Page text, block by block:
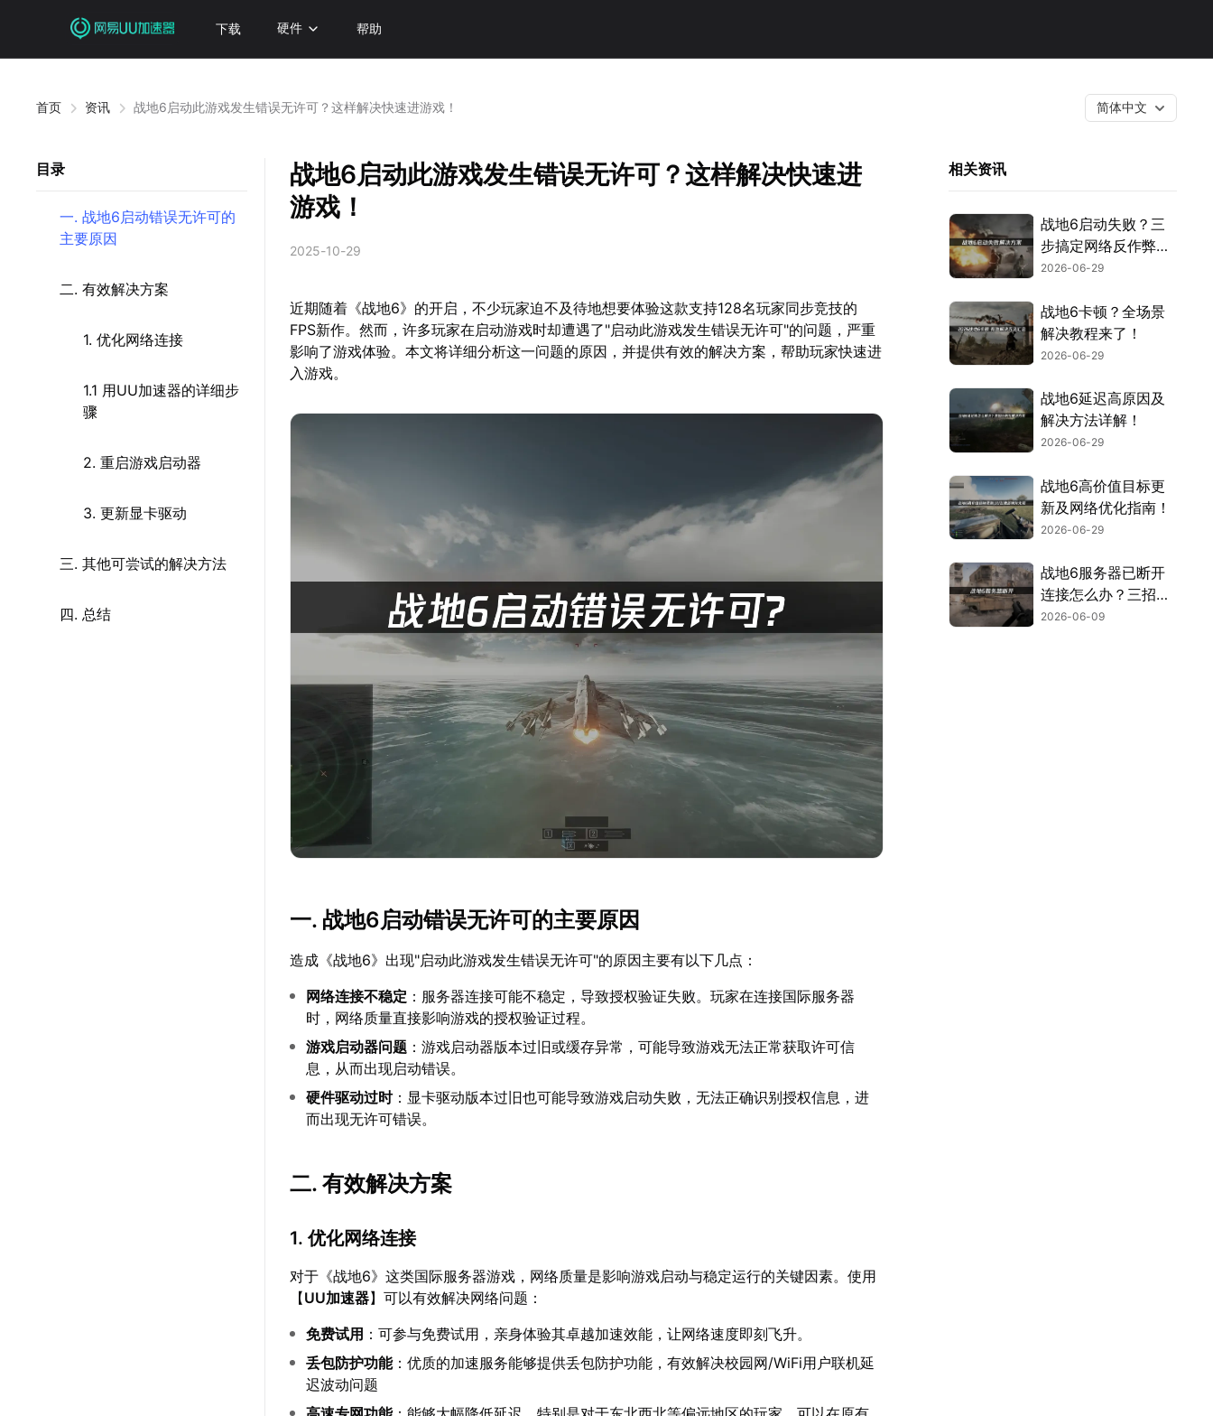
下载 硬件 帮助
首页 资讯 战地6启动此游戏发生错误无许可？这样解决快速进游戏！ 简体中文
目录
一. 战地6启动错误无许可的
主要原因
二. 有效解决方案
1. 优化网络连接
1.1 用UU加速器的详细步
骤
2. 重启游戏启动器
3. 更新显卡驱动
三. 其他可尝试的解决方法
四. 总结
战地6启动此游戏发生错误无许可？这样解决快速进
游戏！
2025-10-29
近期随着《战地6》的开启，不少玩家迫不及待地想要体验这款支持128名玩家同步竞技的
FPS新作。然而，许多玩家在启动游戏时却遭遇了"启动此游戏发生错误无许可"的问题，严重
影响了游戏体验。本文将详细分析这一问题的原因，并提供有效的解决方案，帮助玩家快速进
入游戏。
一. 战地6启动错误无许可的主要原因
造成《战地6》出现"启动此游戏发生错误无许可"的原因主要有以下几点：
网络连接不稳定 ：服务器连接可能不稳定，导致授权验证失败。玩家在连接国际服务器
时，网络质量直接影响游戏的授权验证过程。
游戏启动器问题 ：游戏启动器版本过旧或缓存异常，可能导致游戏无法正常获取许可信
息，从而出现启动错误。
硬件驱动过时：显卡驱动版本过旧也可能导致游戏启动失败，无法正确识别授权信息，进
而出现无许可错误。
二. 有效解决方案
1. 优化网络连接
对于《战地6》这类国际服务器游戏，网络质量是影响游戏启动与稳定运行的关键因素。使用
【UU加速器】可以有效解决网络问题：
免费试用 ：可参与免费试用，亲身体验其卓越加速效能，让网络速度即刻飞升。
丢包防护功能：优质的加速服务能够提供丢包防护功能，有效解决校园网/WiFi用户联机延
迟波动问题
相关资讯
战地6启动失败？三
步搞定网络反作弊与
安全设置！
2026-06-29
战地6卡顿？全场景
解决教程来了！
2026-06-29
战地6延迟高原因及
解决方法详解！
2026-06-29
战地6高价值目标更
新及网络优化指南！
2026-06-29
战地6服务器已断开
连接怎么办？三招告
别服务器断开连接！
2026-06-09